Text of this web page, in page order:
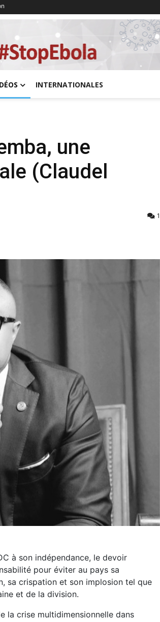
INTERNATIONALES
une
(Claudel
1
à son indépendance, le devoir
pour éviter au pays sa
sa crispation et son implosion tel que
et de la division.
la crise multidimensionnelle dans